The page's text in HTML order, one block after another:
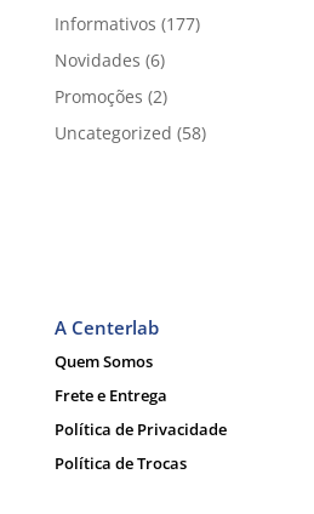
Informativos (177)
Novidades (6)
Promoções (2)
Uncategorized (58)
A Centerlab
Quem Somos
Frete e Entrega
Política de Privacidade
Política de Trocas